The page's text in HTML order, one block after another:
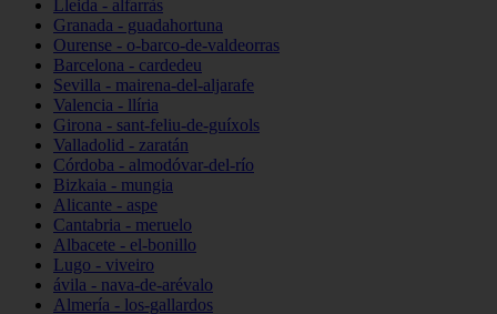
Lleida - alfarràs
Granada - guadahortuna
Ourense - o-barco-de-valdeorras
Barcelona - cardedeu
Sevilla - mairena-del-aljarafe
Valencia - llíria
Girona - sant-feliu-de-guíxols
Valladolid - zaratán
Córdoba - almodóvar-del-río
Bizkaia - mungia
Alicante - aspe
Cantabria - meruelo
Albacete - el-bonillo
Lugo - viveiro
ávila - nava-de-arévalo
Almería - los-gallardos